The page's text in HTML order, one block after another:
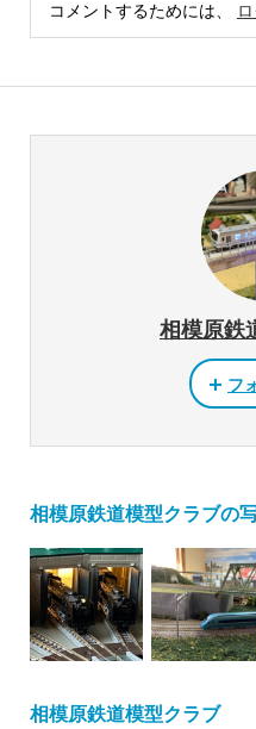
コメントするためには、
相模原鉄
フ
相模原鉄道模型クラブの
相模原鉄道模型クラブ